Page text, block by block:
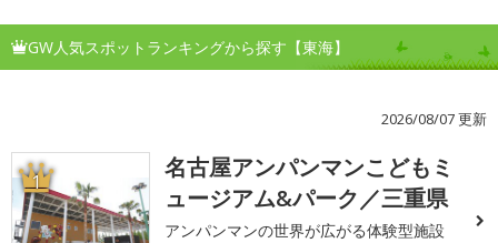
GW人気スポットランキングから探す【東海】
2026/08/07 更新
1
名古屋アンパンマンこどもミ
ュージアム&パーク／三重県
アンパンマンの世界が広がる体験型施設